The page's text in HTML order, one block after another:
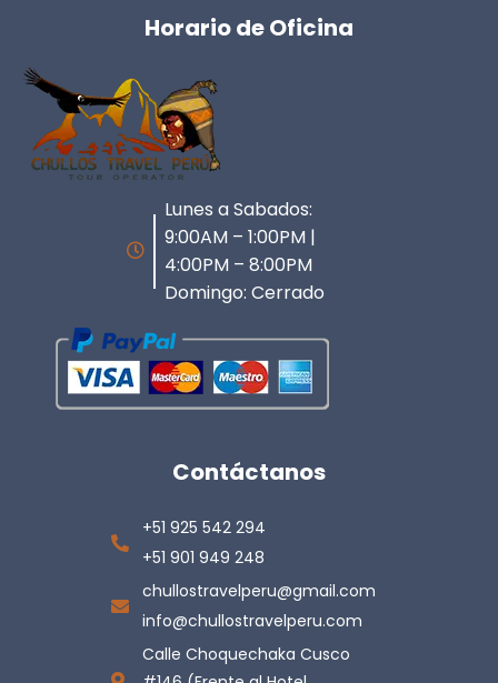
Horario de Oficina
Lunes a Sabados:
9:00AM – 1:00PM |
4:00PM – 8:00PM
Domingo: Cerrado
Contáctanos
+51 925 542 294
+51 901 949 248
chullostravelperu@gmail.com
info@chullostravelperu.com
Calle Choquechaka Cusco